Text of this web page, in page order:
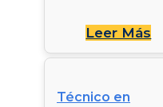
Leer Más
Técnico en